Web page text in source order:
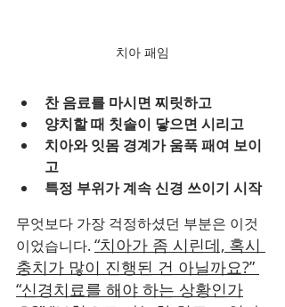
치아 패임
찬 음료를 마시면 찌릿하고
양치할 때 칫솔이 닿으면 시리고
치아와 잇몸 경계가 움푹 패여 보이
고
특정 부위가 계속 신경 쓰이기 시작
무엇보다 가장 걱정하셨던 부분은 이것
이었습니다. “치아가 좀 시린데, 혹시
충치가 많이 진행된 건 아닐까요?”
“신경치료를 해야 하는 상황인가